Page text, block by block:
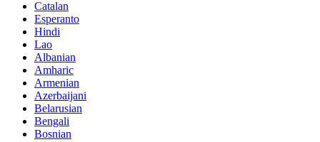
Catalan
Esperanto
Hindi
Lao
Albanian
Amharic
Armenian
Azerbaijani
Belarusian
Bengali
Bosnian